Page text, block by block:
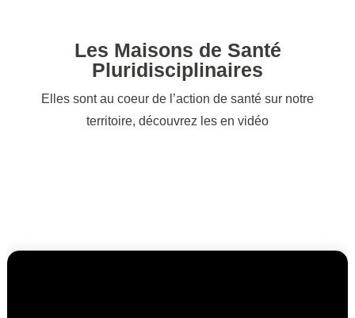
Les Maisons de Santé
Pluridisciplinaires
Elles sont au coeur de l’action de santé sur notre
territoire, découvrez les en vidéo